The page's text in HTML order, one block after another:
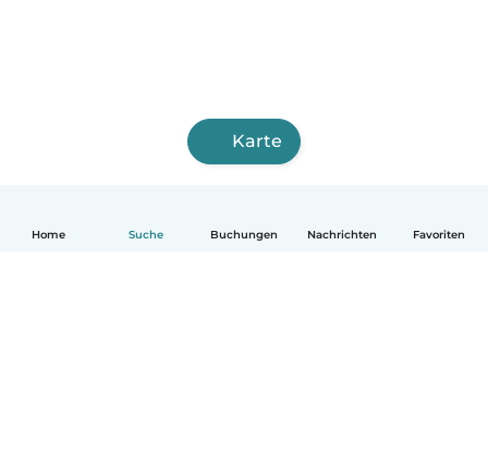
Home Suche Buchungen Nachrichten Favoriten
Karte